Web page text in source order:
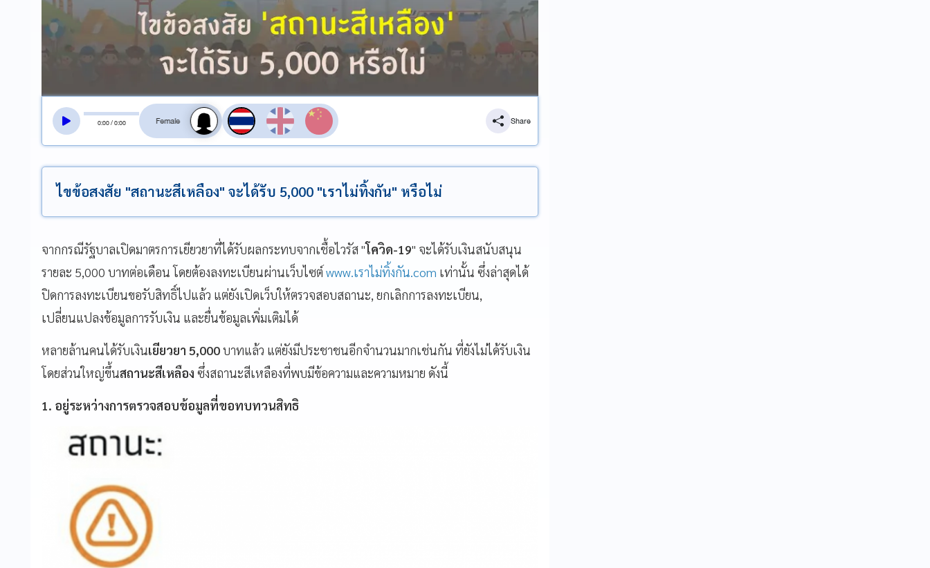
0:00/0:00
สลับเสียงอ่าน
Share
ไขข้อสงสัย "สถานะสีเหลือง" จะได้รับ 5,000 "เราไม่ทิ้งกัน" หรือไม่
จากกรณีรัฐบาลเปิดมาตรการเยียวยาที่ได้รับผลกระทบจากเชื้อไวรัส "โควิด-19" จะได้รับเงินสนับสนุน
รายละ 5,000 บาทต่อเดือน โดยต้องลงทะเบียนผ่านเว็บไซต์ www.เราไม่ทิ้งกัน.com เท่านั้น ซึ่งล่าสุดได้
ปิดการลงทะเบียนขอรับสิทธิ์ไปแล้ว แต่ยังเปิดเว็บให้ตรวจสอบสถานะ, ยกเลิกการลงทะเบียน,
เปลี่ยนแปลงข้อมูลการรับเงิน และยื่นข้อมูลเพิ่มเติมได้
หลายล้านคนได้รับเงินเยียวยา 5,000บาทแล้ว แต่ยังมีประชาชนอีกจำนวนมากเช่นกัน ที่ยังไม่ได้รับเงิน
โดยส่วนใหญ่ขึ้นสถานะสีเหลือง ซึ่งสถานะสีเหลืองที่พบมีข้อความและความหมาย ดังนี้
1. อยู่ระหว่างการตรวจสอบข้อมูลที่ขอทบทวนสิทธิ